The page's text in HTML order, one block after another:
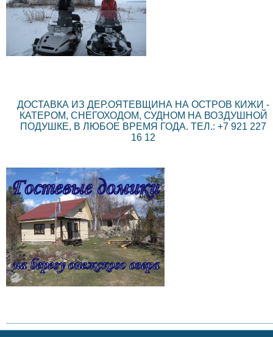
ДОСТАВКА ИЗ ДЕР.ОЯТЕВЩИНА НА ОСТРОВ КИЖИ -
КАТЕРОМ, СНЕГОХОДОМ, СУДНОМ НА ВОЗДУШНОЙ
ПОДУШКЕ, В ЛЮБОЕ ВРЕМЯ ГОДА. ТЕЛ.: +7 921 227
16 12